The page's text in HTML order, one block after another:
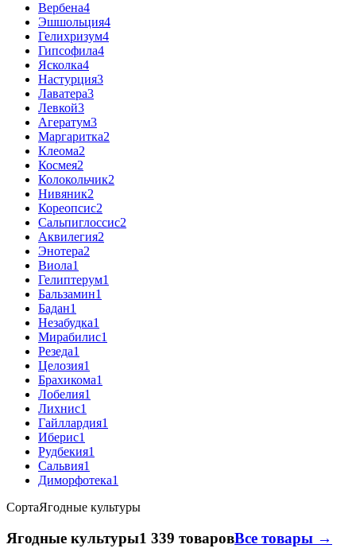
Вербена4
Эшшольция4
Гелихризум4
Гипсофила4
Ясколка4
Настурция3
Лаватера3
Левкой3
Агератум3
Маргаритка2
Клеома2
Космея2
Колокольчик2
Нивяник2
Кореопсис2
Сальпиглоссис2
Аквилегия2
Энотера2
Виола1
Гелиптерум1
Бальзамин1
Бадан1
Незабудка1
Мирабилис1
Резеда1
Целозия1
Брахикома1
Лобелия1
Лихнис1
Гайллардия1
Иберис1
Рудбекия1
Сальвия1
Диморфотека1
СортаЯгодные культуры
Ягодные культуры1 339 товаровВсе товары →